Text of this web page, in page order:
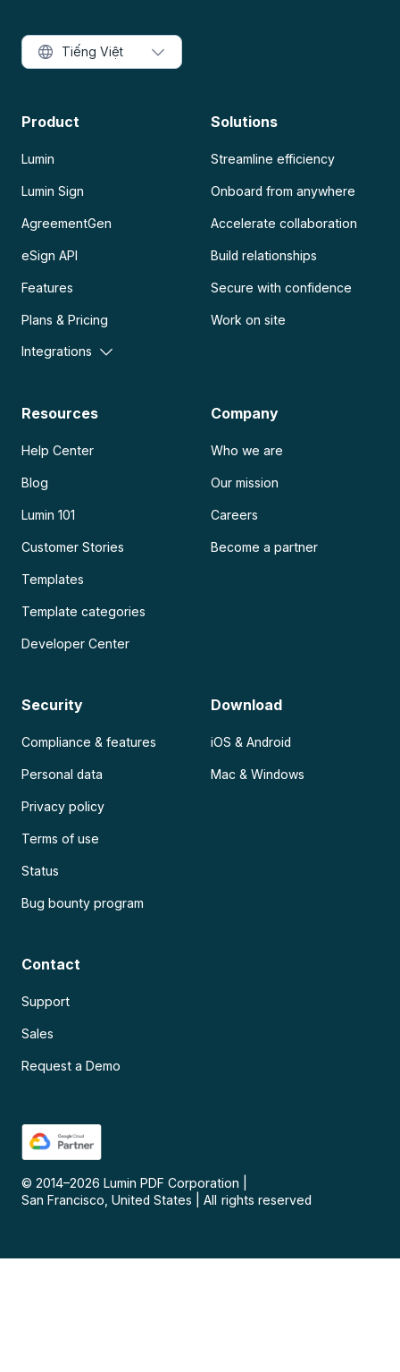
Product
Lumin
Lumin Sign
AgreementGen
eSign API
Features
Plans & Pricing
Integrations
Solutions
Streamline efficiency
Onboard from anywhere
Accelerate collaboration
Build relationships
Secure with confidence
Work on site
Resources
Help Center
Blog
Lumin 101
Customer Stories
Templates
Template categories
Developer Center
Company
Who we are
Our mission
Careers
Become a partner
Security
Compliance & features
Personal data
Privacy policy
Terms of use
Status
Bug bounty program
Download
iOS & Android
Mac & Windows
Contact
Support
Sales
Request a Demo
© 2014–2026 Lumin PDF Corporation
San Francisco, United States
All rights reserved
Tiếng Việt